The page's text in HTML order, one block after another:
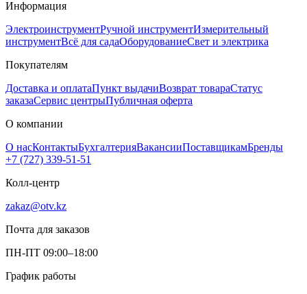
Информация
ЭлектроинструментРучной инструментИзмерительный
инструментВсё для садаОборудованиеСвет и электрика
Покупателям
Доставка и оплатаПункт выдачиВозврат товараСтатус
заказаСервис центрыПубличная оферта
О компании
О насКонтактыБухгалтерияВакансииПоставщикамБренды
+7 (727) 339-51-51
Колл-центр
zakaz@otv.kz
Почта для заказов
ПН-ПТ 09:00–18:00
График работы